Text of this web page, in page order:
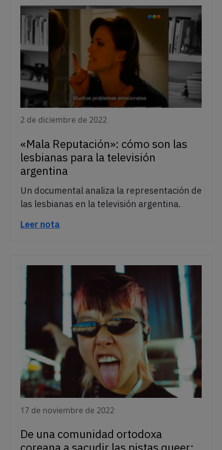
2 de diciembre de 2022
«Mala Reputación»: cómo son las
lesbianas para la televisión
argentina
Un documental analiza la representación de
las lesbianas en la televisión argentina.
Leer nota
17 de noviembre de 2022
De una comunidad ortodoxa